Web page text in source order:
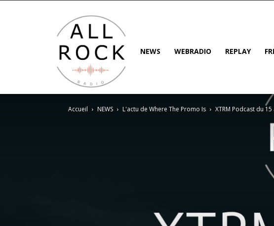
NEWS WEBRADIO REPLAY
Accueil NEWS L'actu de Where The Promo Is XTRM Podcast du